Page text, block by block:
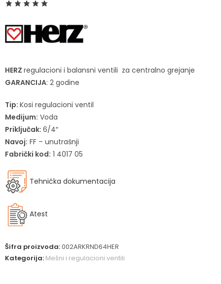
HERZ regulacioni i balansni ventili za centralno grejanje
GARANCIJA: 2 godine
Tip: Kosi regulacioni ventil
Medijum: Voda
Priključak: 6/4″
Navoj: FF – unutrašnji
Fabrički kod: 1 4017 05
Tehnička dokumentacija
Atest
Šifra proizvoda:002ARKRND64HER
Kategorija: Mešni i regulacioni ventili